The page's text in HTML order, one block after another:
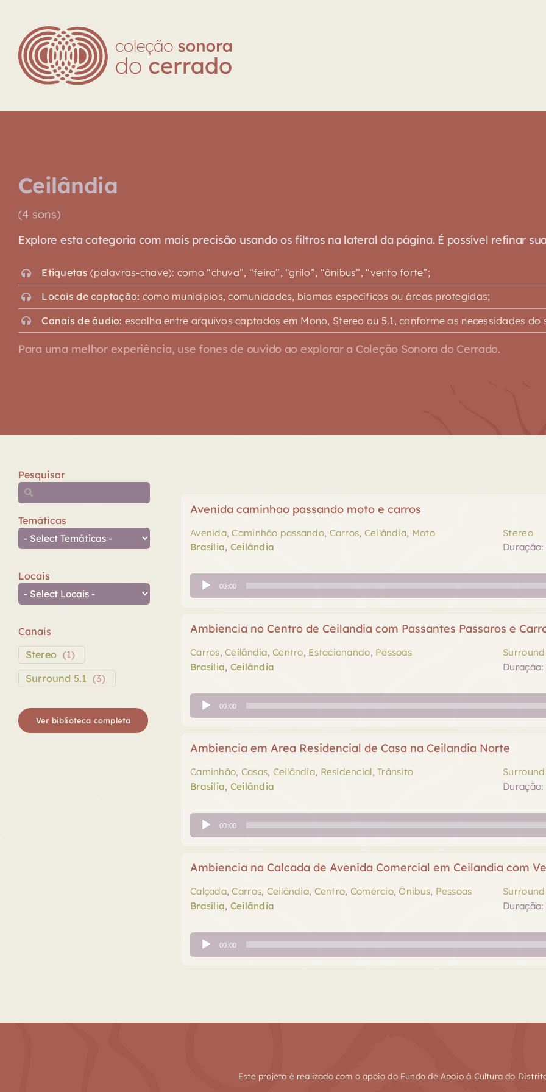
content
Ceilândia
(4 sons)
Explore esta categoria com mais precisão usando os filtros na lateral da página. É possível refinar
Etiquetas (palavras-chave): como “chuva”, “feira”, “grilo”, “ônibus”, “vento forte”;
Locais de captação: como municípios, comunidades, biomas específicos ou áreas protegidas;
Canais de áudio: escolha entre arquivos captados em Mono, Stereo ou 5.1, conforme as necessidades do
Para uma melhor experiência, use fones de ouvido ao explorar a Coleção Sonora do Cerrado.
Pesquisar
Temáticas
Locais
Canais
Stereo (1)
Surround 5.1 (3)
Ver biblioteca completa
Avenida caminhao passando moto e carros
Avenida,Caminhão passando, Carros, Ceilândia, Moto
Brasília, Ceilândia
Stereo
Duração:
Tocador
de
00:00
Ambiencia no Centro de Ceilandia com Passantes Passaros e
Carros,Ceilândia,Centro, Estacionando, Pessoas
Brasília, Ceilândia
Surround
Duração:
Tocador
de
00:00
Ambiencia em Area Residencial de Casa na Ceilandia Norte
Caminhão, Casas, Ceilândia, Residencial,Trânsito
Brasília, Ceilândia
Surround
Duração:
Tocador
de
00:00
Ambiencia na Calcada de Avenida Comercial em Ceilandia com
Calçada,Carros, Ceilândia, Centro, Comércio,Ônibus, Pessoas
Brasília, Ceilândia
Surround
Duração:
Tocador
de
00:00
Este projeto é realizado com o apoio do Fundo de Apoio à Cultura do